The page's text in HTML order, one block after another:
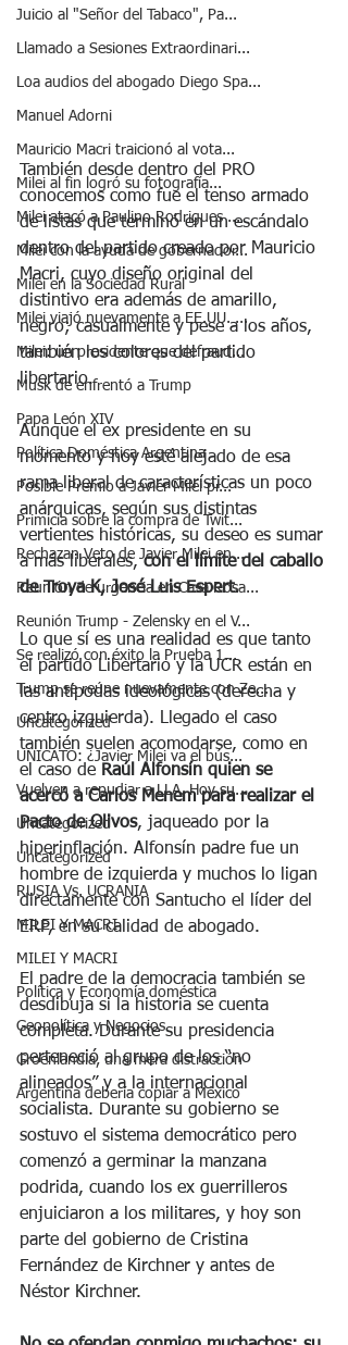
Juicio al "Señor del Tabaco", Pa...
Llamado a Sesiones Extraordinari...
Loa audios del abogado Diego Spa...
Manuel Adorni
Mauricio Macri traicionó al vota...
Milei al fin logró su fotografía...
Milei atacó a Paulino Rodrigues ...
Milei con la ayuda de gobernador...
Milei en la Sociedad Rural
Milei viajó nuevamente a EE.UU. ...
Milei: un presidente que defraud...
Musk de enfrentó a Trump
Papa León XIV
Política Doméstica Argentina
Posible Premio a Javier Milei pr...
Primicia sobre la compra de Twit...
Rechazan Veto de Javier Milei en...
Reunión de urgencia en Casa Rosa...
Reunión Trump - Zelensky en el V...
Se realizó con éxito la Prueba 1...
Trump se reúne nuevamente con Ze...
Uncategorized
UNICATO: ¿Javier Milei va el bús...
Vuelven a repudiar a LLA. Hoy su...
Uncategorized
Uncategorized
RUSIA Vs. UCRANIA
MILEI Y MACRI
MILEI Y MACRI
Política y Economía doméstica
Geopolítica y Negocios
Groenlandia, una mera distracción
Argentina debería copiar a México
También desde dentro del PRO
conocemos como fue el tenso armado
de listas que terminó en un escándalo
dentro del partido creado por Mauricio
Macri, cuyo diseño original del
distintivo era además de amarillo,
negro; casualmente y pese a los años,
también los colores del partido
libertario.
Aunque el ex presidente en su
momento y hoy esté alejado de esa
rama liberal de características un poco
anárquicas, según sus distintas
vertientes históricas, su deseo es sumar
a más liberales, con el límite del caballo
de Troya K, José Luis Espert.
Lo que sí es una realidad es que tanto
el partido Libertario y la UCR están en
las antípodas ideológicas (derecha y
centro izquierda). Llegado el caso
también suelen acomodarse, como en
el caso de Raúl Alfonsín quien se
acercó a Carlos Menem para realizar el
Pacto de Olivos, jaqueado por la
hiperinflación. Alfonsín padre fue un
hombre de izquierda y muchos lo ligan
directamente con Santucho el líder del
ERP, en su calidad de abogado.
El padre de la democracia también se
desdibuja si la historia se cuenta
completa. Durante su presidencia
perteneció al grupo de los “no
alineados” y a la internacional
socialista. Durante su gobierno se
sostuvo el sistema democrático pero
comenzó a germinar la manzana
podrida, cuando los ex guerrilleros
enjuiciaron a los militares, y hoy son
parte del gobierno de Cristina
Fernández de Kirchner y antes de
Néstor Kirchner.